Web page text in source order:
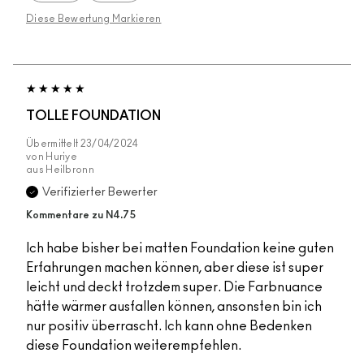
Diese Bewertung Markieren
TOLLE FOUNDATION
Übermittelt 23/04/2024
von Huriye
aus Heilbronn
Verifizierter Bewerter
Kommentare zu N4.75
Ich habe bisher bei matten Foundation keine guten
Erfahrungen machen können, aber diese ist super
leicht und deckt trotzdem super. Die Farbnuance
hätte wärmer ausfallen können, ansonsten bin ich
nur positiv überrascht. Ich kann ohne Bedenken
diese Foundation weiterempfehlen.